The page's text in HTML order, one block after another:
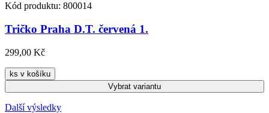
Kód produktu: 800014
Tričko Praha D.T. červená 1.
299,00 Kč
ks v košíku
Vybrat variantu
Další výsledky